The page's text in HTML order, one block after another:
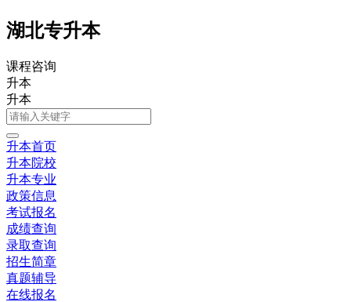
湖北专升本
课程咨询
升本
升本
升本首页
升本院校
升本专业
政策信息
考试报名
成绩查询
录取查询
招生简章
真题辅导
在线报名